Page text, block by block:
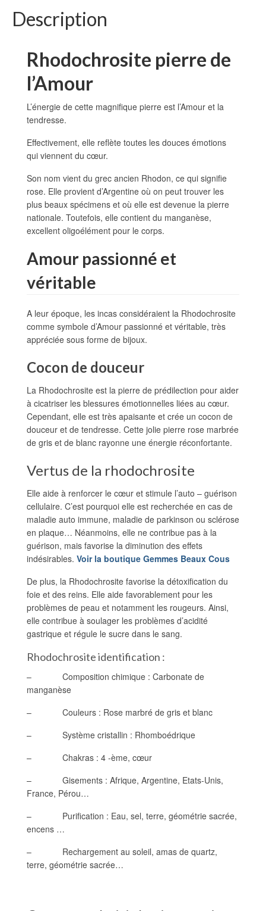
Description
Rhodochrosite pierre de
l’Amour
L’énergie de cette magnifique pierre est l’Amour et la
tendresse.
Effectivement, elle reflète toutes les douces émotions
qui viennent du cœur.
Son nom vient du grec ancien Rhodon, ce qui signifie
rose. Elle provient d’Argentine où on peut trouver les
plus beaux spécimens et où elle est devenue la pierre
nationale. Toutefois, elle contient du manganèse,
excellent oligoélément pour le corps.
Amour passionné et
véritable
A leur époque, les incas considéraient la Rhodochrosite
comme symbole d’Amour passionné et véritable, très
appréciée sous forme de bijoux.
Cocon de douceur
La Rhodochrosite est la pierre de prédilection pour aider
à cicatriser les blessures émotionnelles liées au cœur.
Cependant, elle est très apaisante et crée un cocon de
douceur et de tendresse. Cette jolie pierre rose marbrée
de gris et de blanc rayonne une énergie réconfortante.
Vertus de la rhodochrosite
Elle aide à renforcer le cœur et stimule l’auto – guérison
cellulaire. C’est pourquoi elle est recherchée en cas de
maladie auto immune, maladie de parkinson ou sclérose
en plaque… Néanmoins, elle ne contribue pas à la
guérison, mais favorise la diminution des effets
indésirables. Voir la boutique Gemmes Beaux Cous
De plus, la Rhodochrosite favorise la détoxification du
foie et des reins. Elle aide favorablement pour les
problèmes de peau et notamment les rougeurs. Ainsi,
elle contribue à soulager les problèmes d’acidité
gastrique et régule le sucre dans le sang.
Rhodochrosite identification :
– Composition chimique : Carbonate de
manganèse
– Couleurs : Rose marbré de gris et blanc
– Système cristallin : Rhomboédrique
– Chakras : 4 -ème, cœur
– Gisements : Afrique, Argentine, Etats-Unis,
France, Pérou…
– Purification : Eau, sel, terre, géométrie sacrée,
encens …
– Rechargement au soleil, amas de quartz,
terre, géométrie sacrée…